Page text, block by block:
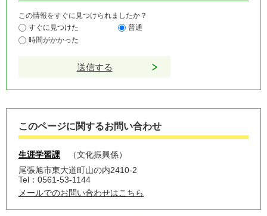
この情報をすぐに見つけられましたか？
すぐに見つけた
普通
時間がかかった
このページに関するお問い合わせ
生涯学習課
文化振興係
尾張旭市東大道町山の内2410-2
Tel：0561-53-1144
メールでのお問い合わせはこちら